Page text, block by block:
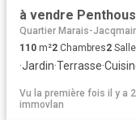
à vendre
Quartier Marais-
110 m²2 Chambres2
·Jardin·Terrasse·
Vu la première fois il y a
immovlan